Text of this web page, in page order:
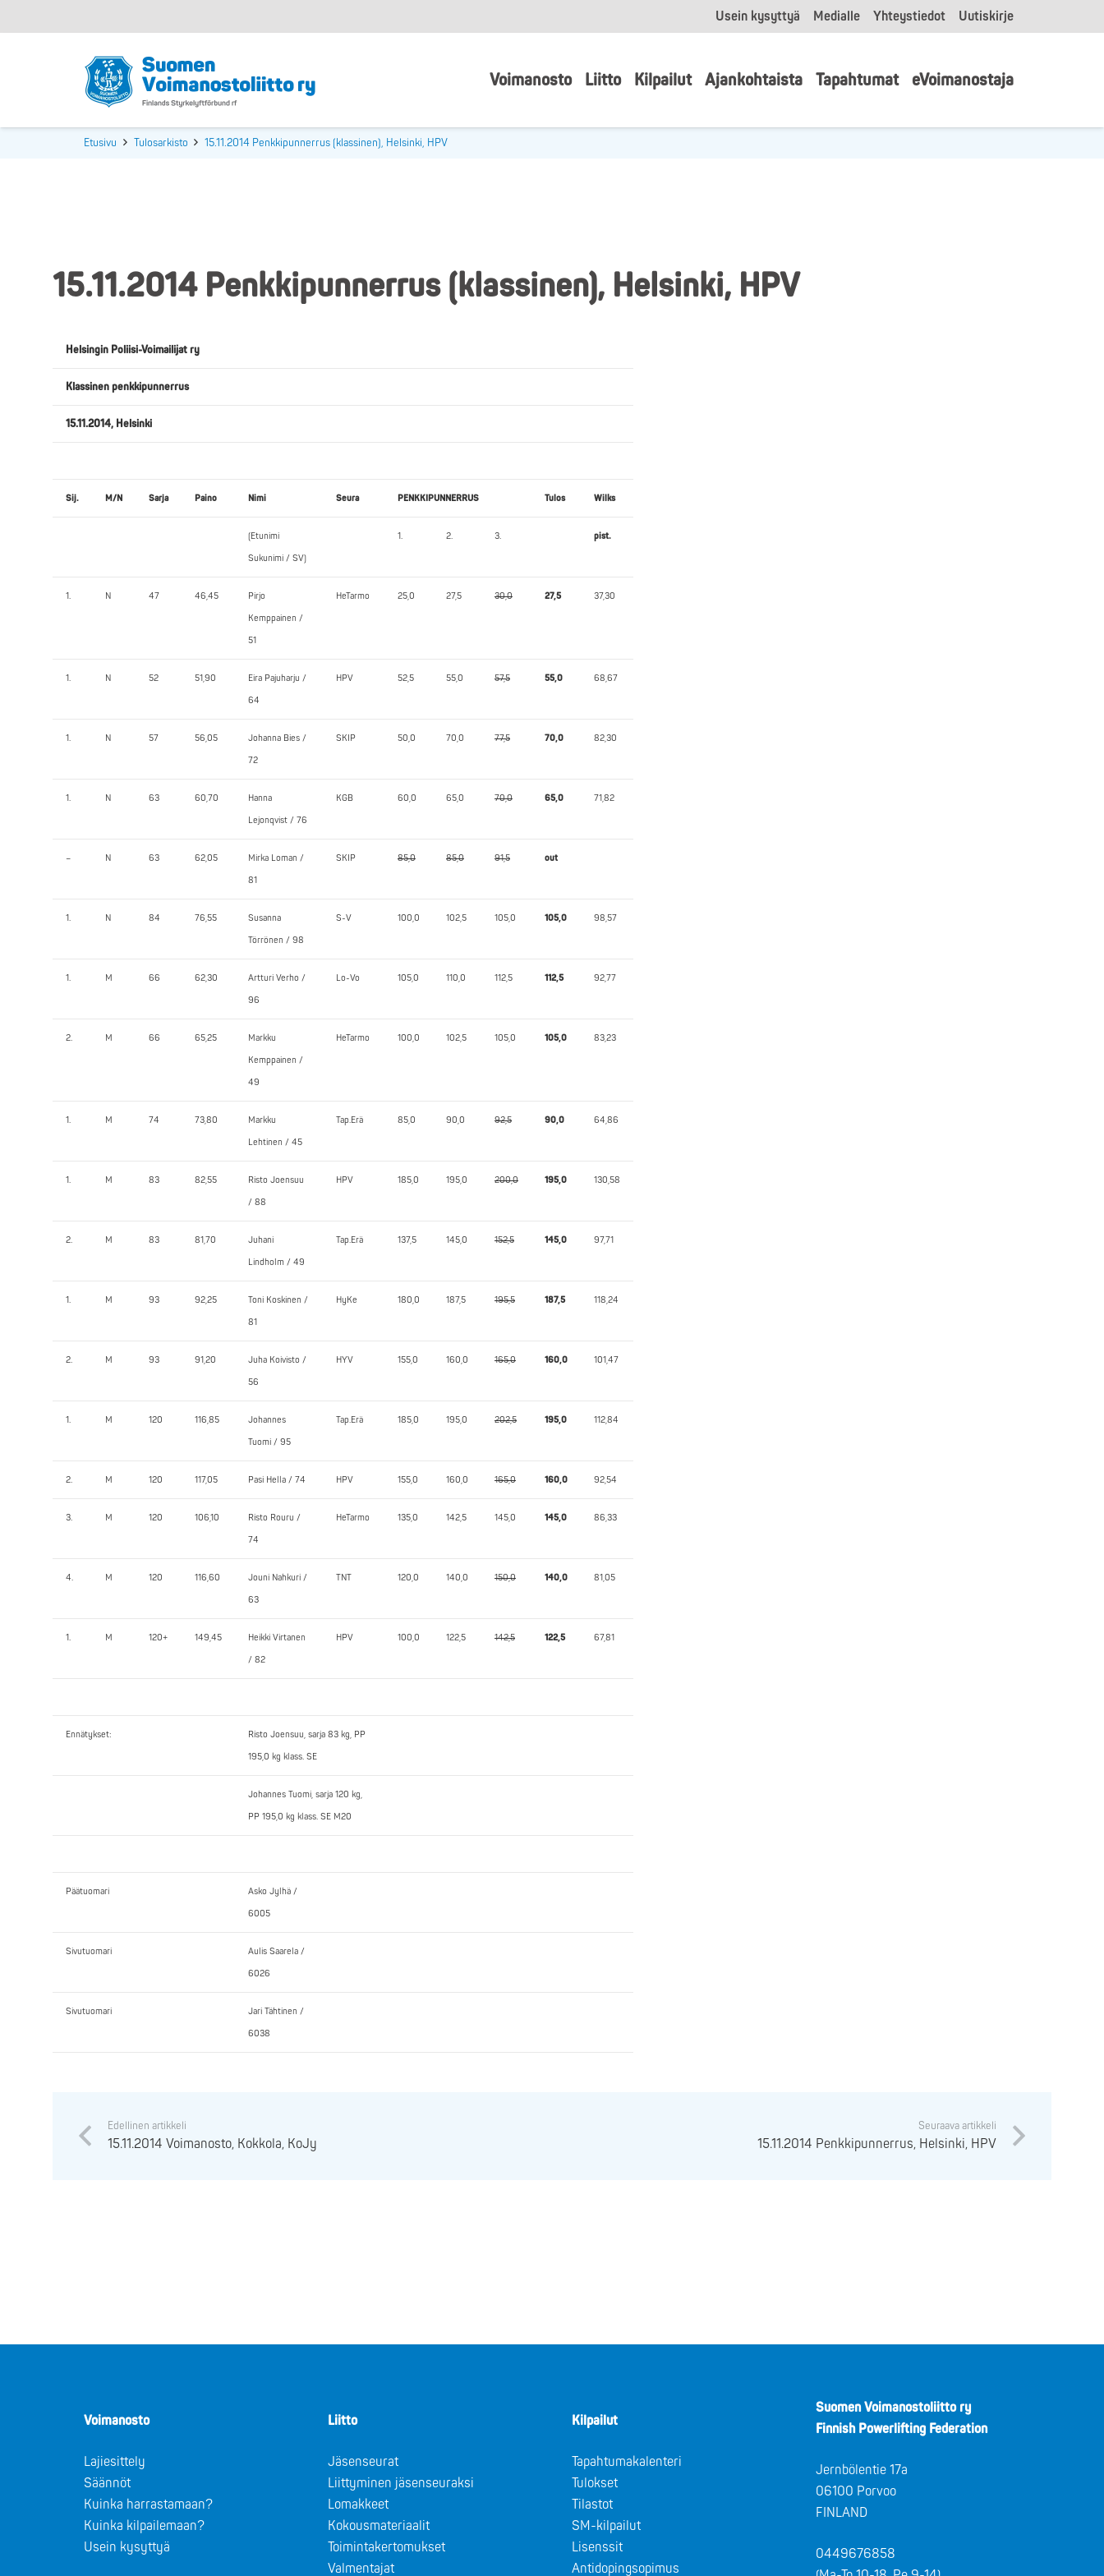
Usein kysyttyä Medialle Yhteystiedot Uutiskirje
Voimanosto Liitto Kilpailut Ajankohtaista Tapahtumat eVoimanostaja
Etusivu Tulosarkisto 15.11.2014 Penkkipunnerrus (klassinen), Helsinki, HPV
15.11.2014 Penkkipunnerrus (klassinen), Helsinki, HPV
Helsingin Poliisi-Voimailijat ry
Klassinen penkkipunnerrus
15.11.2014, Helsinki
Sij. M/N Sarja Paino Nimi Seura PENKKIPUNNERRUS Tulos Wilks
(Etunimi
Sukunimi / SV)
1. 2. 3. pist.
1. N 47 46,45 Pirjo
Kemppainen /
51
HeTarmo 25,0 27,5 30,0 27,5 37,30
1. N 52 51,90 Eira Pajuharju /
64
HPV 52,5 55,0 57,5 55,0 68,67
1. N 57 56,05 Johanna Bies /
72
SKIP 50,0 70,0 77,5 70,0 82,30
1. N 63 60,70 Hanna
Lejonqvist / 76
KGB 60,0 65,0 70,0 65,0 71,82
– N 63 62,05 Mirka Loman /
81
SKIP 85,0 85,0 91,5 out
1. N 84 76,55 Susanna
Törrönen / 98
S-V 100,0 102,5 105,0 105,0 98,57
1. M 66 62,30 Artturi Verho /
96
Lo-Vo 105,0 110,0 112,5 112,5 92,77
2. M 66 65,25 Markku
Kemppainen /
49
HeTarmo 100,0 102,5 105,0 105,0 83,23
1. M 74 73,80 Markku
Lehtinen / 45
Tap.Erä 85,0 90,0 92,5 90,0 64,86
1. M 83 82,55 Risto Joensuu
/ 88
HPV 185,0 195,0 200,0 195,0 130,58
2. M 83 81,70 Juhani
Lindholm / 49
Tap.Erä 137,5 145,0 152,5 145,0 97,71
1. M 93 92,25 Toni Koskinen /
81
HyKe 180,0 187,5 195,5 187,5 118,24
2. M 93 91,20 Juha Koivisto /
56
HYV 155,0 160,0 165,0 160,0 101,47
1. M 120 116,85 Johannes
Tuomi / 95
Tap.Erä 185,0 195,0 202,5 195,0 112,84
2. M 120 117,05 Pasi Hella / 74 HPV 155,0 160,0 165,0 160,0 92,54
3. M 120 106,10 Risto Rouru /
74
HeTarmo 135,0 142,5 145,0 145,0 86,33
4. M 120 116,60 Jouni Nahkuri /
63
TNT 120,0 140,0 150,0 140,0 81,05
1. M 120+ 149,45 Heikki Virtanen
/ 82
HPV 100,0 122,5 142,5 122,5 67,81
Ennätykset: Risto Joensuu, sarja 83 kg, PP
195,0 kg klass. SE
Johannes Tuomi, sarja 120 kg,
PP 195,0 kg klass. SE M20
Päätuomari Asko Jylhä /
6005
Sivutuomari Aulis Saarela /
6026
Sivutuomari Jari Tähtinen /
6038
Edellinen artikkeli
15.11.2014 Voimanosto, Kokkola, KoJy
Seuraava artikkeli
15.11.2014 Penkkipunnerrus, Helsinki, HPV
Voimanosto
Lajiesittely
Säännöt
Kuinka harrastamaan?
Kuinka kilpailemaan?
Usein kysyttyä
Liitto
Jäsenseurat
Liittyminen jäsenseuraksi
Lomakkeet
Kokousmateriaalit
Toimintakertomukset
Valmentajat
Kilpailut
Tapahtumakalenteri
Tulokset
Tilastot
SM-kilpailut
Lisenssit
Antidopingsopimus
Suomen Voimanostoliitto ry
Finnish Powerlifting Federation
Jernbölentie 17a
06100 Porvoo
FINLAND
0449676858